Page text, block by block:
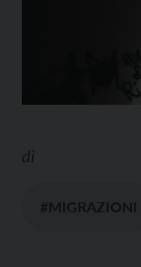
di
#MIGRAZIONI